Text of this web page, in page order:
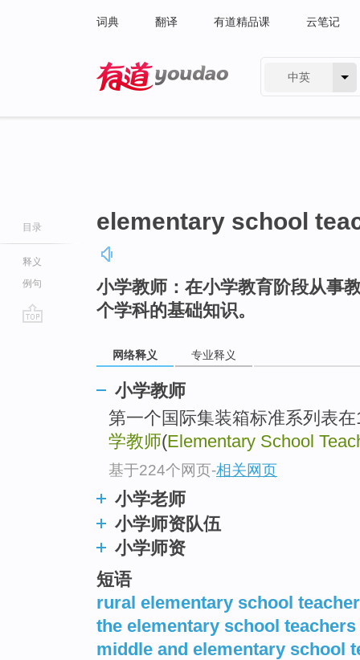
词典 翻译 有道精品课 云笔记
中英
目录
释义
例句
elementary school
小学教师：在小学教育阶段从事
个学科的基础知识。
网络释义 专业释义
小学教师
第一个国际集装箱标准系列表
学教师(Elementary School
基于224个网页-相关网页
小学老师
小学师资队伍
小学师资
短语
rural elementary school
the elementary school teachers
middle and elementary school